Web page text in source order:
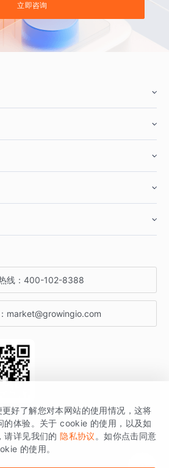
立即咨询
线： 400-102-8388
market@growingio.com
多干货
分析与增长的品牌，核心平台为 GrowingIO
分析云。
好了解您对本网站的使用情况，这将
的体验。关于 cookie 的使用，以及如
请详见我们的 隐私协议 。如你点击同意
的使用。